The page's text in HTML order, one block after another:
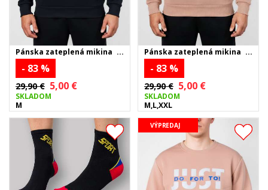
Pánska zateplená mikina
JUST DO FOR TO - čierna
- 83 %
29,90 € 5,00 €
SKLADOM
M
Pánska zateplená mikina
JUST DO FOR TO - béžová
- 83 %
29,90 € 5,00 €
SKLADOM
M,L,XXL
VÝPREDAJ